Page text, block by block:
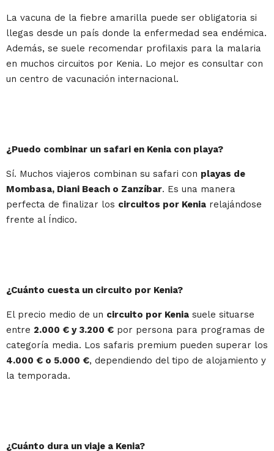
La vacuna de la fiebre amarilla puede ser obligatoria si
llegas desde un país donde la enfermedad sea endémica.
Además, se suele recomendar profilaxis para la malaria
en muchos circuitos por Kenia. Lo mejor es consultar con
un centro de vacunación internacional.
¿Puedo combinar un safari en Kenia con playa?
Sí. Muchos viajeros combinan su safari con playas de
Mombasa, Diani Beach o Zanzíbar. Es una manera
perfecta de finalizar los circuitos por Kenia relajándose
frente al Índico.
¿Cuánto cuesta un circuito por Kenia?
El precio medio de un circuito por Kenia suele situarse
entre 2.000 € y 3.200 € por persona para programas de
categoría media. Los safaris premium pueden superar los
4.000 € o 5.000 €, dependiendo del tipo de alojamiento y
la temporada.
¿Cuánto dura un viaje a Kenia?